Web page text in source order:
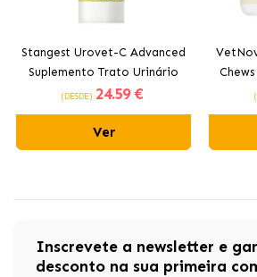
Stangest Urovet-C Advanced
Suplemento Trato Urinário
Inferior para Cão e Gato
(DESDE) 24.59 €
Ver
Inscrevete a newsletter e
desconto na sua primeira